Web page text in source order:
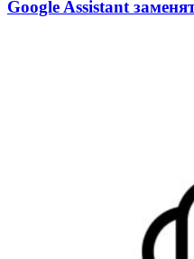
Google Assistant